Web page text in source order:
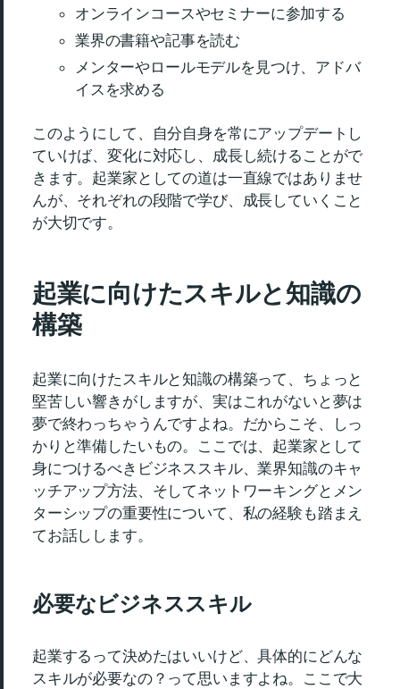
オンラインコースやセミナーに参加する
業界の書籍や記事を読む
メンターやロールモデルを見つけ、アドバ
イスを求める
このようにして、自分自身を常にアップデートし
ていけば、変化に対応し、成長し続けることがで
きます。起業家としての道は一直線ではありませ
んが、それぞれの段階で学び、成長していくこと
が大切です。
起業に向けたスキルと知識の
構築
起業に向けたスキルと知識の構築って、ちょっと
堅苦しい響きがしますが、実はこれがないと夢は
夢で終わっちゃうんですよね。だからこそ、しっ
かりと準備したいもの。ここでは、起業家として
身につけるべきビジネススキル、業界知識のキャ
ッチアップ方法、そしてネットワーキングとメン
ターシップの重要性について、私の経験も踏まえ
てお話しします。
必要なビジネススキル
起業するって決めたはいいけど、具体的にどんな
スキルが必要なの？って思いますよね。ここで大